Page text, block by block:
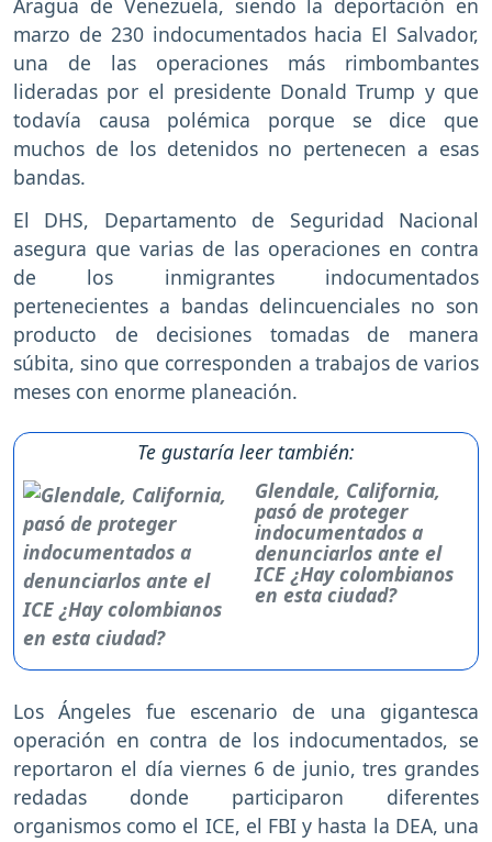
Aragua de Venezuela, siendo la deportación en
marzo de 230 indocumentados hacia El Salvador,
una de las operaciones más rimbombantes
lideradas por el presidente Donald Trump y que
todavía causa polémica porque se dice que
muchos de los detenidos no pertenecen a esas
bandas.
El DHS, Departamento de Seguridad Nacional
asegura que varias de las operaciones en contra
de los inmigrantes indocumentados
pertenecientes a bandas delincuenciales no son
producto de decisiones tomadas de manera
súbita, sino que corresponden a trabajos de varios
meses con enorme planeación.
Te gustaría leer también:
Glendale, California,
pasó de proteger
indocumentados a
denunciarlos ante el
ICE ¿Hay colombianos
en esta ciudad?
Los Ángeles fue escenario de una gigantesca
operación en contra de los indocumentados, se
reportaron el día viernes 6 de junio, tres grandes
redadas donde participaron diferentes
organismos como el ICE, el FBI y hasta la DEA, una